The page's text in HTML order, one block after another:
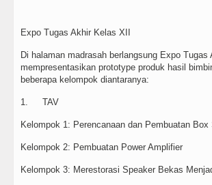
Expo Tugas Akhir Kelas XII
Di halaman madrasah berlangsung Expo
mempresentasikan prototype produk hasil
beberapa kelompok diantaranya:
1. TAV
Kelompok 1: Perencanaan dan Pembuatan
Kelompok 2: Pembuatan Power Amplifier
Kelompok 3: Merestorasi Speaker Bekas